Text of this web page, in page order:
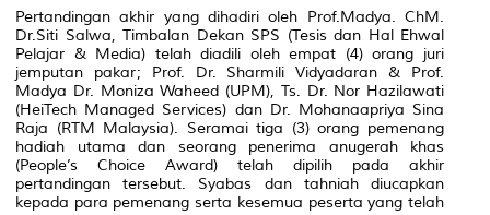
Pertandingan akhir yang dihadiri oleh Prof.Madya. ChM.
Dr.Siti Salwa, Timbalan Dekan SPS (Tesis dan Hal Ehwal
Pelajar & Media) telah diadili oleh empat (4) orang juri
jemputan pakar; Prof. Dr. Sharmili Vidyadaran & Prof.
Madya Dr. Moniza Waheed (UPM), Ts. Dr. Nor Hazilawati
(HeiTech Managed Services) dan Dr. Mohanaapriya Sina
Raja (RTM Malaysia). Seramai tiga (3) orang pemenang
hadiah utama dan seorang penerima anugerah khas
(People’s Choice Award) telah dipilih pada akhir
pertandingan tersebut. Syabas dan tahniah diucapkan
kepada para pemenang serta kesemua peserta yang telah